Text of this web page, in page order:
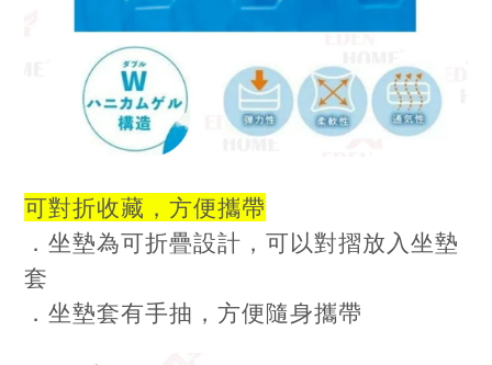
可對折收藏，方便攜帶
．坐墊為可折疊設計，可以對摺放入坐墊
套
．坐墊套有手抽，方便隨身攜帶